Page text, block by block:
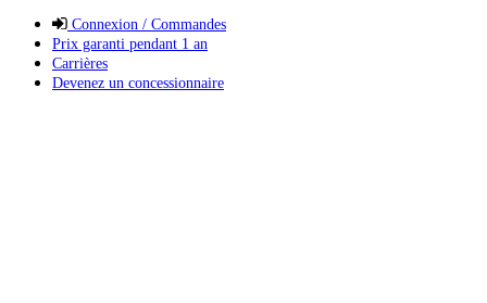
Connexion / Commandes
Prix garanti pendant 1 an
Carrières
Devenez un concessionnaire